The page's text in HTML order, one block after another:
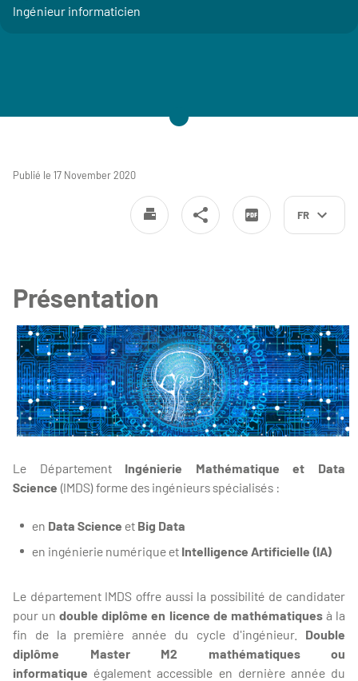
Ingénieur informaticien
Publié le 17 November 2020
FR
Présentation
Le Département Ingénierie Mathématique et Data
Science (IMDS) forme des ingénieurs spécialisés :
en Data Science et Big Data
en ingénierie numérique et Intelligence Artificielle (IA)
Le département IMDS offre aussi la possibilité de candidater
pour undouble diplôme en licence de mathématiquesà la
fin de la première année du cycle d'ingénieur. Double
diplôme Master M2 mathématiques ou
informatique également accessible en dernière année du